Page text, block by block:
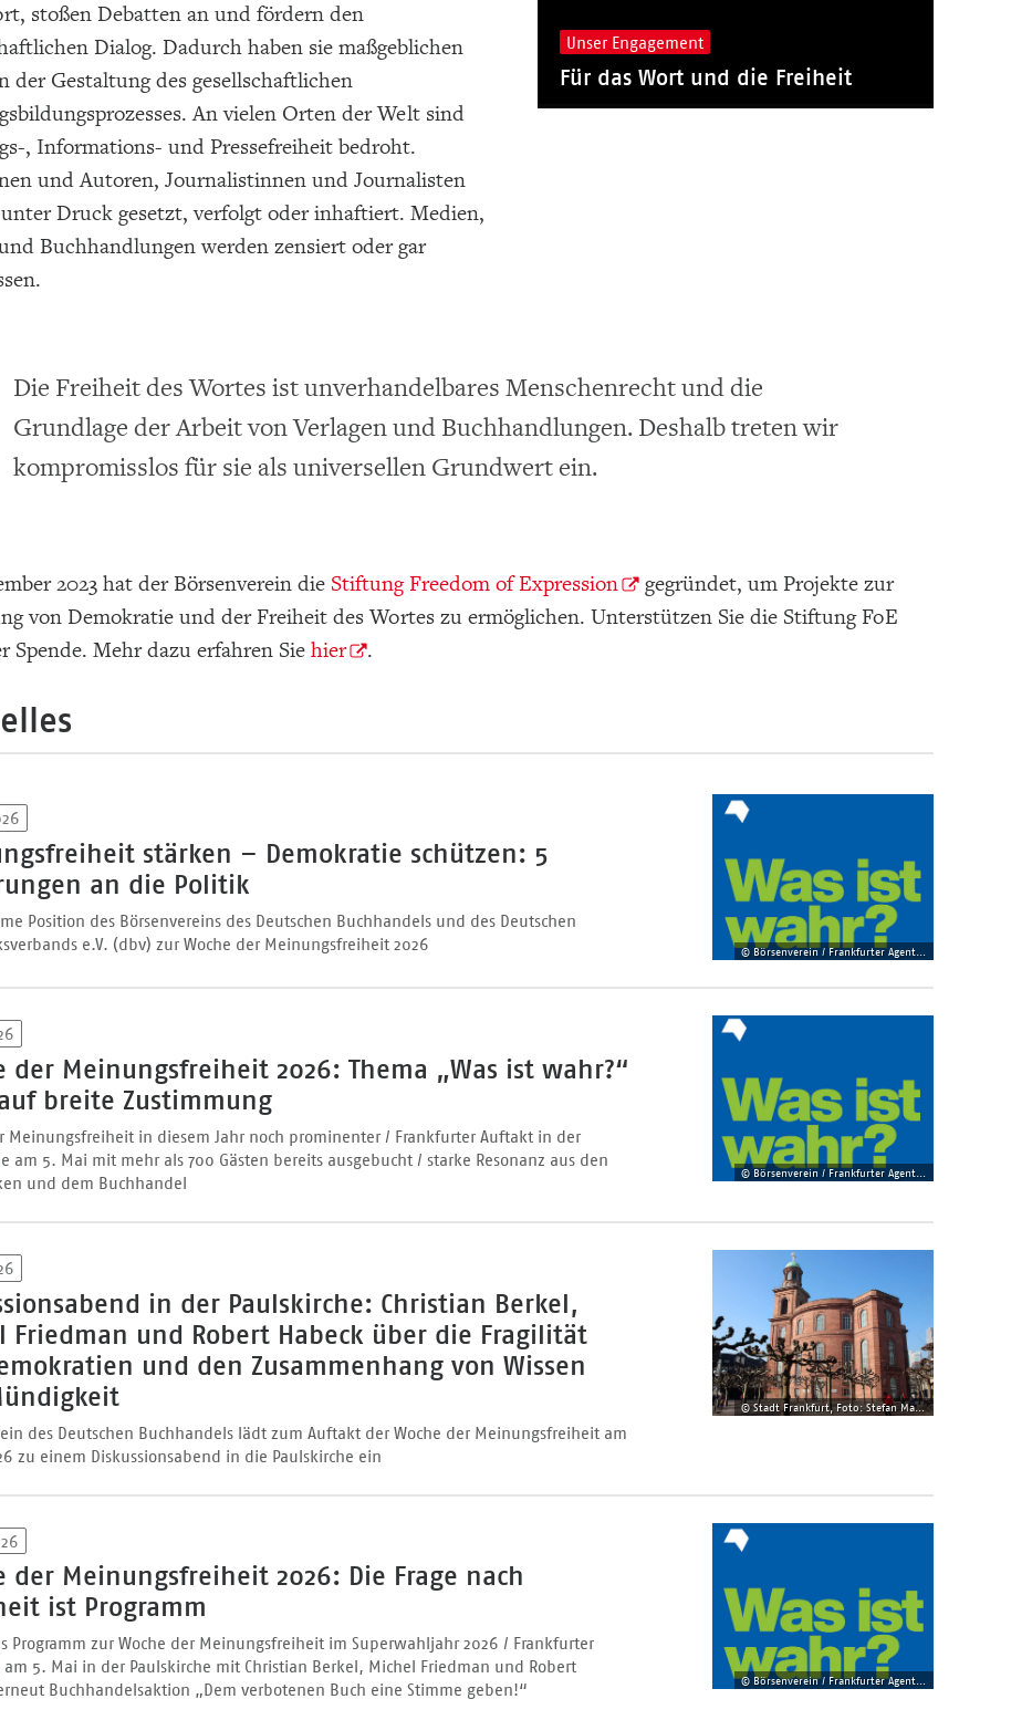
stoßen Debatten an und fördern den
Dialog. Dadurch haben sie maßgeblichen
der Gestaltung des gesellschaftlichen
An vielen Orten der Welt sind
, Informations- und Pressefreiheit bedroht.
und Autoren, Journalistinnen und Journalisten
Druck gesetzt, verfolgt oder inhaftiert. Medien,
Buchhandlungen werden zensiert oder gar
Unser Engagement
Für das Wort und die Freiheit
Die Freiheit des Wortes ist unverhandelbares Menschenrecht und die
Grundlage der Arbeit von Verlagen und Buchhandlungen. Deshalb treten wir
kompromisslos für sie als universellen Grundwert ein.
2023 hat der Börsenverein die Stiftung Freedom of Expression
gegründet, um Projekte zur
von Demokratie und der Freiheit des Wortes zu ermöglichen. Unterstützen Sie die Stiftung FoE
Spende. Mehr dazu erfahren Sie hier .
stärken – Demokratie schützen: 5
an die Politik
Position des Börsenvereins des Deutschen Buchhandels und des Deutschen
e.V. (dbv) zur Woche der Meinungsfreiheit 2026
der Meinungsfreiheit 2026: Thema „Was ist wahr?“
breite Zustimmung
Meinungsfreiheit in diesem Jahr noch prominenter / Frankfurter Auftakt in der
am 5. Mai mit mehr als 700 Gästen bereits ausgebucht / starke Resonanz aus den
und dem Buchhandel
© Stadt Frankfurt, Foto: Stefan Maurer
in der Paulskirche: Christian Berkel,
Friedman und Robert Habeck über die Fragilität
und den Zusammenhang von Wissen
des Deutschen Buchhandels lädt zum Auftakt der Woche der Meinungsfreiheit am
zu einem Diskussionsabend in die Paulskirche ein
der Meinungsfreiheit 2026: Die Frage nach
ist Programm
Programm zur Woche der Meinungsfreiheit im Superwahljahr 2026 / Frankfurter
am 5. Mai in der Paulskirche mit Christian Berkel, Michel Friedman und Robert
Buchhandelsaktion „Dem verbotenen Buch eine Stimme geben!“